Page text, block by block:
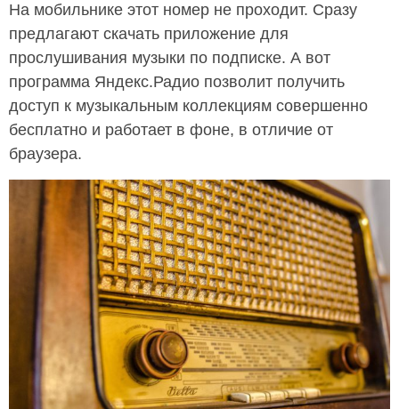
На мобильнике этот номер не проходит. Сразу
предлагают скачать приложение для
прослушивания музыки по подписке. А вот
программа Яндекс.Радио позволит получить
доступ к музыкальным коллекциям совершенно
бесплатно и работает в фоне, в отличие от
браузера.